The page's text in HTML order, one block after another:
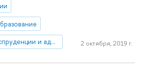
Высшая школа юриспруденции и администрирования
2 октября, 2019 г.